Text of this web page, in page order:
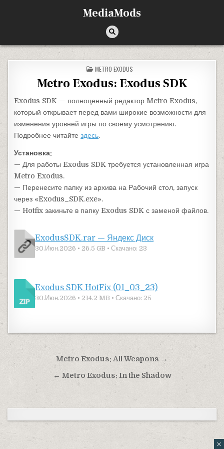
MediaMods
ОПУБЛИКОВАНО В
METRO EXODUS
Metro Exodus: Exodus SDK
Exodus SDK — полноценный редактор Metro Exodus,
который открывает перед вами широкие возможности для
изменения уровней игры по своему усмотрению.
Подробнее читайтездесь.
Установка:
— Для работы Exodus SDK требуется установленная игра
Metro Exodus.
— Перенесите папку из архива на Рабочий стол, запуск
через «Exodus_SDK.exe».
— Hotfix закиньте в папку Exodus SDK с заменой файлов.
ExodusSDK.rar — Яндекс Диск
30.Июн.2026 • 26.5 GB • Скачано: 23
Exodus SDK HotFix (01_03_23)
30.Июн.2026 • 214.2 MB • Скачано: 25
Навигация по записям
Metro Exodus: All Weapons →
← Metro Exodus: In the Shadow